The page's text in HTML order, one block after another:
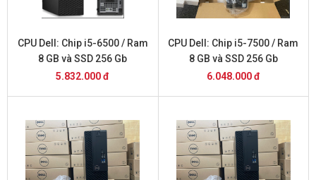
CPU Dell: Chip i5-6500 / Ram
8 GB và SSD 256 Gb
5.832.000 đ
CPU Dell: Chip i5-7500 / Ram
8 GB và SSD 256 Gb
6.048.000 đ